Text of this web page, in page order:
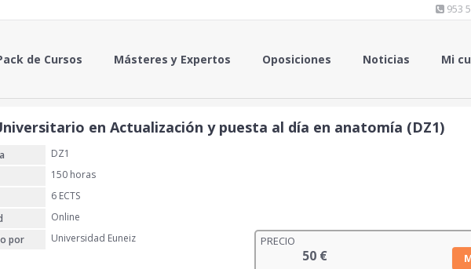
953
de Cursos Másteres y Expertos Oposiciones Noticias Mi
en Actualización y puesta al día en anatomía (DZ1)
DZ1
150 horas
6 ECTS
Online
por
Universidad Euneiz PRECIO
50 €